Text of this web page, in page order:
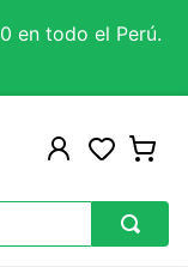
en todo el Perú.